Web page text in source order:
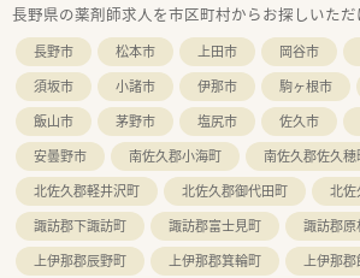
長野県の薬剤師求人を市区町村からお探しいただ
長野市 松本市 上田市 岡谷市
須坂市
小諸市 伊那市 駒ヶ根市
飯山市
茅野市 塩尻市 佐久市
安曇野市
南佐久郡小海町
南佐久郡佐久穂
北佐久郡軽井沢町
北佐久郡御代田町
北佐
諏訪郡下諏訪町
諏訪郡富士見町
諏訪郡原
上伊那郡辰野町
上伊那郡箕輪町
上伊那